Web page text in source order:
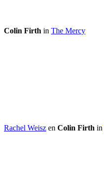
Colin Firth in The Mercy
Rachel Weisz en Colin Firth in